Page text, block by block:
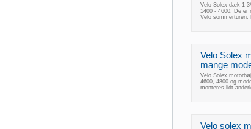
Velo Solex dæk 1
1400 - 4600. De
Velo sommerturen.
Velo Solex
mange
Velo Solex
4600, 4800 og
monteres lidt
Velo solex